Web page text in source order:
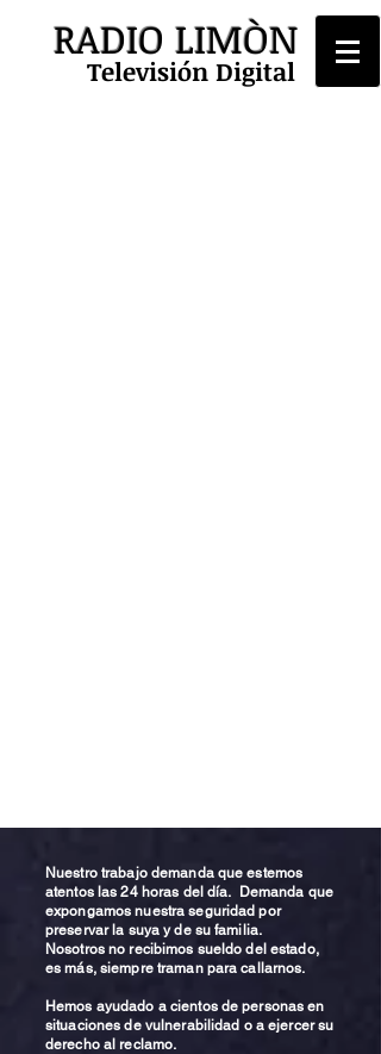
RADIO LIMÒN
Televisión Digital
Nuestro trabajo demanda que estemos
atentos las 24 horas del día. Demanda que
expongamos nuestra seguridad por
preservar la suya y de su familia.
Nosotros no recibimos sueldo del estado,
es más, siempre traman para callarnos.
Hemos ayudado a cientos de personas en
situaciones de vulnerabilidad o a ejercer su
derecho al reclamo.